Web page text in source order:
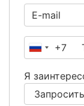
Россия
+7
Я